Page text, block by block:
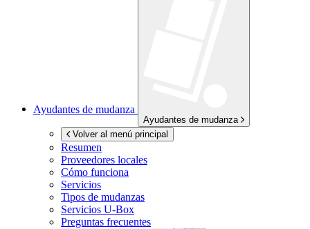
Ayudantes de mudanza
Ayudantes de mudanza
Volver al menú principal
Resumen
Proveedores locales
Cómo funciona
Servicios
Tipos de mudanzas
Servicios U-Box
Preguntas frecuentes